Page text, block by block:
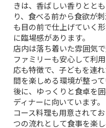
きは、香ばしい香りとと
り、食べる前から食欲が
も目の前で仕上げていく
に臨場感があります。
店内は落ち着いた雰囲気
ファミリーも安心して利
応も特徴で、子どもを連
間を楽しめる環境が整っ
後に、ゆっくりと食卓を
ディナーに向いています。
コース料理も用意されて
つの流れとして食事を楽